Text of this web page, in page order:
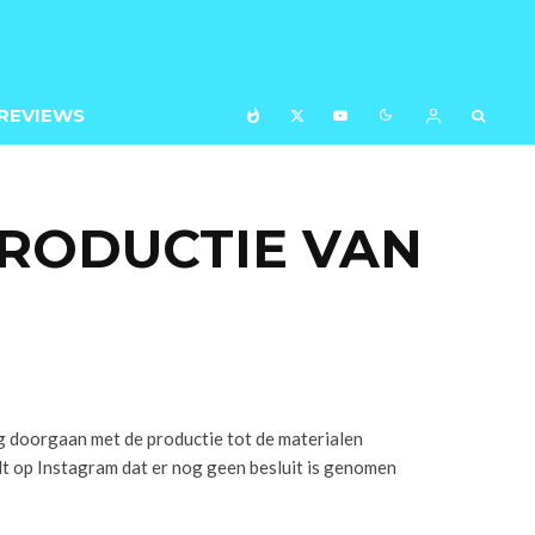
VAN
met de productie tot de materialen
Instagram dat er nog geen besluit is genomen